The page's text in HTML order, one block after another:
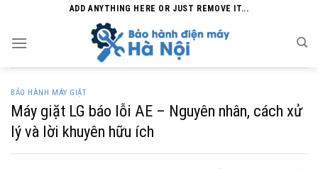
content
ADD ANYTHING HERE OR JUST REMOVE IT...
BẢO HÀNH MÁY GIẶT
Máy giặt LG báo lỗi AE – Nguyên nhân, cách xử
lý và lời khuyên hữu ích